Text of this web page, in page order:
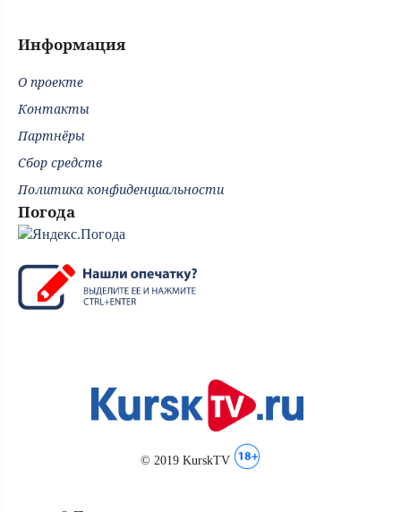
Информация
О проекте
Контакты
Партнёры
Сбор средств
Политика конфиденциальности
Погода
© 2019 KurskTV